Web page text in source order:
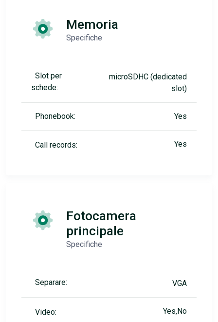
Memoria
Specifiche
Slot per
schede:
microSDHC (dedicated
slot)
Phonebook: Yes
Call records: Yes
Fotocamera
principale
Specifiche
Separare: VGA
Video: Yes,No